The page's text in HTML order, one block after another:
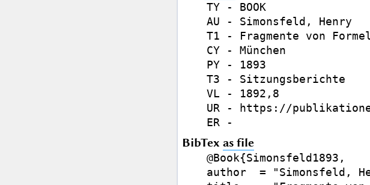
TY - BOOK
AU - Simonsfeld, Henry
T1 - Fragmente von
CY - München
PY - 1893
T3 - Sitzungsberichte
VL - 1892,8
UR - https://
BibTex as file
@Book{Simonsfeld1893,
author  = "Simonsfeld,